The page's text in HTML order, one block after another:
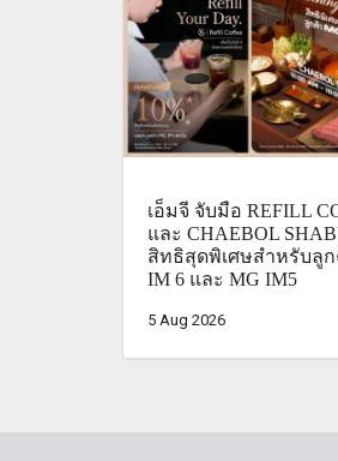
เอ็มจี จับมือ REFILL
และ CHAEBOL
สิทธิสุดพิเศษสำหรับลูก
IM 6 และ MG IM5
5 Aug 2026